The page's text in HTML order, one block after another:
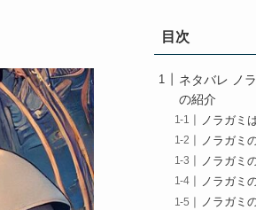
目次
ネタバレ ノ
の紹介
ノラガミ
ノラガミ
ノラガミ
ノラガミ
ノラガミ